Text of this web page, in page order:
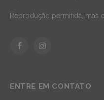
Reprodução permitida, mas
FacebookInstagram
ENTRE EM CONTATO